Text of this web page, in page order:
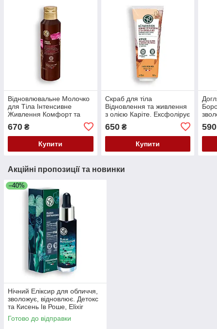
Відновлювальне Молочко
для Тіла Інтенсивне
Живлення Комфорт та
Creme Ів Роше Yves
Rocher 190 мл
670 ₴
Купити
Скраб для тіла
Відновлення та живлення
з олією Каріте. Ексфолірує
Rocher 250 мл
650₴
Купити
590
Акційні пропозиції та новинки
–40%
Нічний Еліксир для обличчя,
зволожує, відновлює. Детокс
та Кисень Ів Роше, Elixir
Botanique Yves Rocher, 30 мл
Готово до відправки